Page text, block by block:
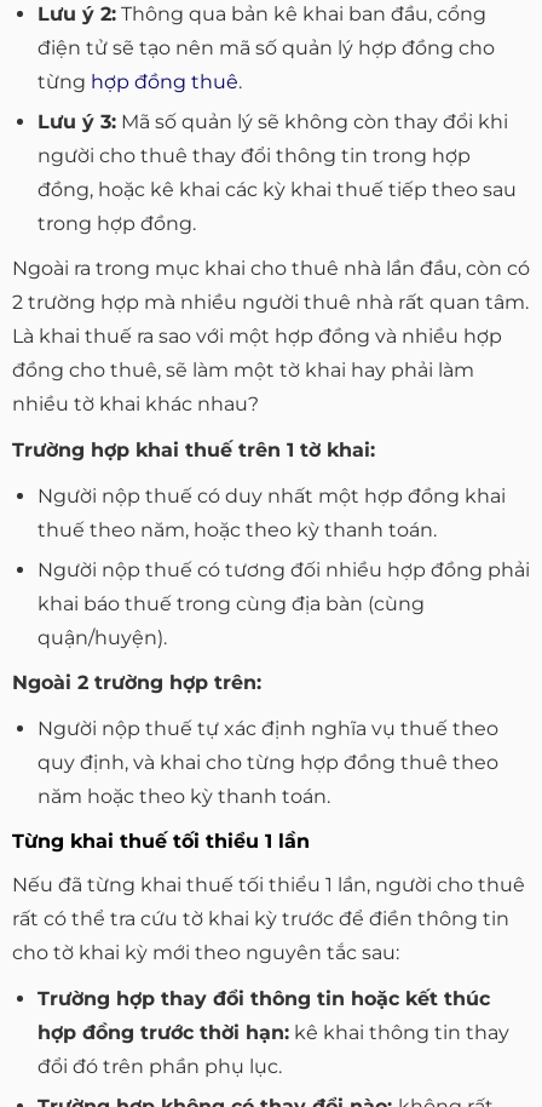
Lưu ý 2:Thông qua bản kê khai ban đầu, cổng
điện tử sẽ tạo nên mã số quản lý hợp đồng cho
từng hợp đồng thuê.
Lưu ý 3:Mã số quản lý sẽ không còn thay đổi khi
người cho thuê thay đổi thông tin trong hợp
đồng, hoặc kê khai các kỳ khai thuế tiếp theo sau
trong hợp đồng.
Ngoài ra trong mục khai cho thuê nhà lần đầu, còn có
2 trường hợp mà nhiều người thuê nhà rất quan tâm.
Là khai thuế ra sao với một hợp đồng và nhiều hợp
đồng cho thuê, sẽ làm một tờ khai hay phải làm
nhiều tờ khai khác nhau?
Trường hợp khai thuế trên 1 tờ khai:
Người nộp thuế có duy nhất một hợp đồng khai
thuế theo năm, hoặc theo kỳ thanh toán.
Người nộp thuế có tương đối nhiều hợp đồng phải
khai báo thuế trong cùng địa bàn (cùng
quận/huyện).
Ngoài 2 trường hợp trên:
Người nộp thuế tự xác định nghĩa vụ thuế theo
quy định, và khai cho từng hợp đồng thuê theo
năm hoặc theo kỳ thanh toán.
Từng khai thuế tối thiểu 1 lần
Nếu đã từng khai thuế tối thiểu 1 lần, người cho thuê
rất có thể tra cứu tờ khai kỳ trước để điền thông tin
cho tờ khai kỳ mới theo nguyên tắc sau:
Trường hợp thay đổi thông tin hoặc kết thúc
hợp đồng trước thời hạn:kê khai thông tin thay
đổi đó trên phần phụ lục.